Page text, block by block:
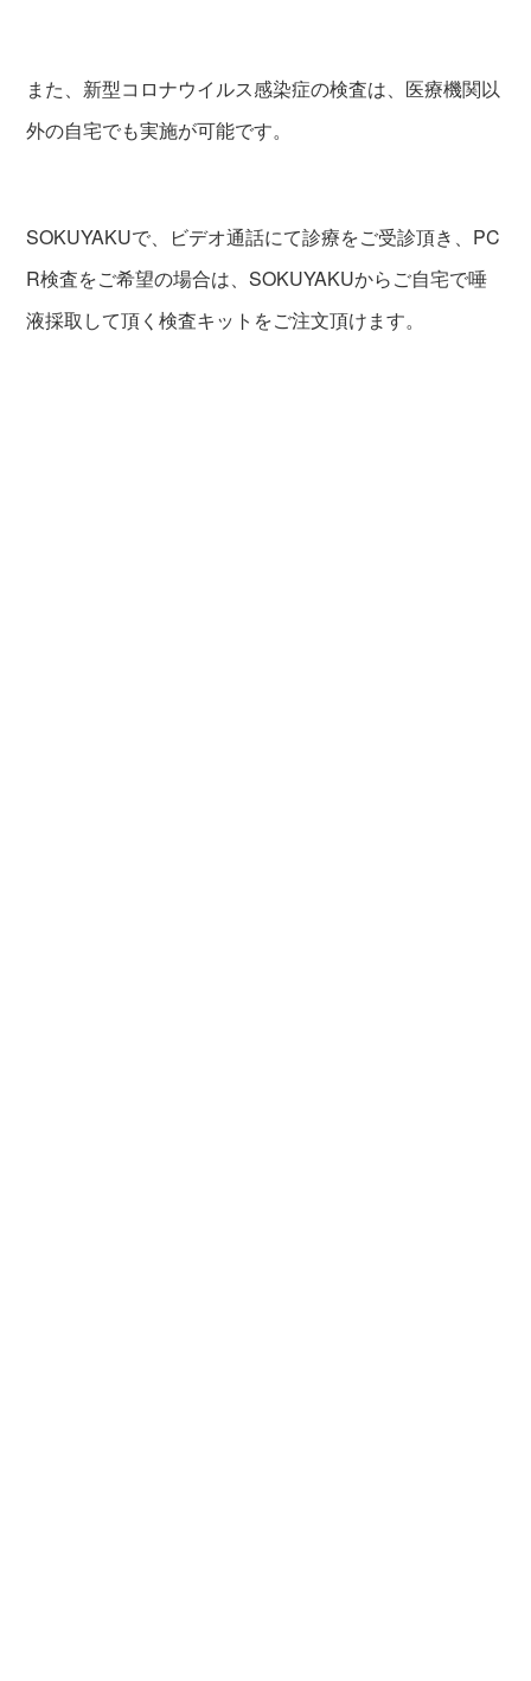
また、新型コロナウイルス感染症の検査は、医療機関以
外の自宅でも実施が可能です。
SOKUYAKUで、ビデオ通話にて診療をご受診頂き、PC
R検査をご希望の場合は、SOKUYAKUからご自宅で唾
液採取して頂く検査キットをご注文頂けます。